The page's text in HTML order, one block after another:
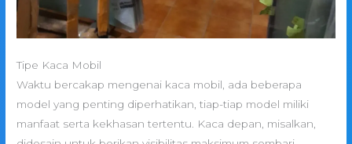
Tipe Kaca Mobil
Waktu bercakap mengenai kaca mobil, ada beberapa
model yang penting diperhatikan, tiap-tiap model miliki
manfaat serta kekhasan tertentu. Kaca depan, misalkan,